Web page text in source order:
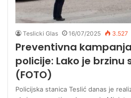
Teslicki Glas 16/07/2025 3.527
Preventivna
policije: Lako je brzinu
(FOTO)
Policijska stanica Teslić danas je